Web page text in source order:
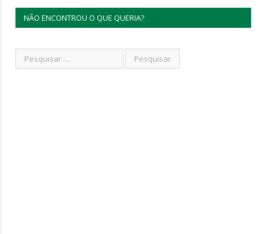
NÃO ENCONTROU O QUE QUERIA?